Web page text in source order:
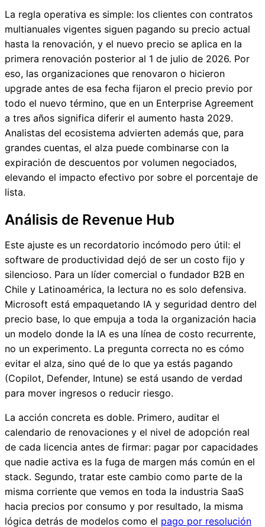
La regla operativa es simple: los clientes con contratos
multianuales vigentes siguen pagando su precio actual
hasta la renovación, y el nuevo precio se aplica en la
primera renovación posterior al 1 de julio de 2026. Por
eso, las organizaciones que renovaron o hicieron
upgrade antes de esa fecha fijaron el precio previo por
todo el nuevo término, que en un Enterprise Agreement
a tres años significa diferir el aumento hasta 2029.
Analistas del ecosistema advierten además que, para
grandes cuentas, el alza puede combinarse con la
expiración de descuentos por volumen negociados,
elevando el impacto efectivo por sobre el porcentaje de
lista.
Análisis de Revenue Hub
Este ajuste es un recordatorio incómodo pero útil: el
software de productividad dejó de ser un costo fijo y
silencioso. Para un líder comercial o fundador B2B en
Chile y Latinoamérica, la lectura no es solo defensiva.
Microsoft está empaquetando IA y seguridad dentro del
precio base, lo que empuja a toda la organización hacia
un modelo donde la IA es una línea de costo recurrente,
no un experimento. La pregunta correcta no es cómo
evitar el alza, sino qué de lo que ya estás pagando
(Copilot, Defender, Intune) se está usando de verdad
para mover ingresos o reducir riesgo.
La acción concreta es doble. Primero, auditar el
calendario de renovaciones y el nivel de adopción real
de cada licencia antes de firmar: pagar por capacidades
que nadie activa es la fuga de margen más común en el
stack. Segundo, tratar este cambio como parte de la
misma corriente que vemos en toda la industria SaaS
hacia precios por consumo y por resultado, la misma
lógica detrás de modelos como el pago por resolución